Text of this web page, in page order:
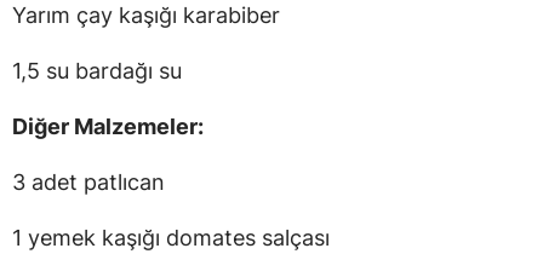
Yarım çay kaşığı karabiber
1,5 su bardağı su
Diğer Malzemeler:
3 adet patlıcan
1 yemek kaşığı domates salçası